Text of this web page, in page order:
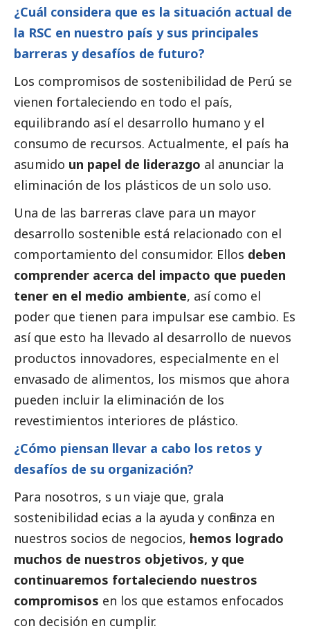
¿Cuál considera que es la situación actual de
la RSC en nuestro país y sus principales
barreras y desafíos de futuro?
Los compromisos de sostenibilidad de Perú se
vienen fortaleciendo en todo el país,
equilibrando así el desarrollo humano y el
consumo de recursos. Actualmente, el país ha
asumido un papel de liderazgo al anunciar la
eliminación de los plásticos de un solo uso.
Una de las barreras clave para un mayor
desarrollo sostenible está relacionado con el
comportamiento del consumidor. Ellos deben
comprender acerca del impacto que pueden
tener en el medio ambiente, así como el
poder que tienen para impulsar ese cambio. Es
así que esto ha llevado al desarrollo de nuevos
productos innovadores, especialmente en el
envasado de alimentos, los mismos que ahora
pueden incluir la eliminación de los
revestimientos interiores de plástico.
¿Cómo piensan llevar a cabo los retos y
desafíos de su organización?
Para nosotros, s un viaje que, grala
sostenibilidad ecias a la ayuda y confianza en
nuestros socios de negocios, hemos logrado
muchos de nuestros objetivos, y que
continuaremos fortaleciendo nuestros
compromisos en los que estamos enfocados
con decisión en cumplir.